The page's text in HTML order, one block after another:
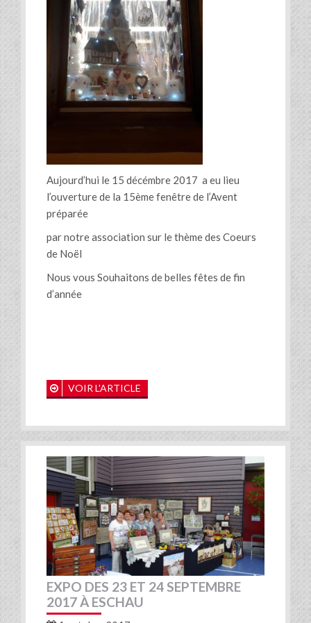
Aujourd’hui le 15 décémbre 2017 a eu lieu
l’ouverture de la 15ème fenêtre de l’Avent
préparée
par notre association sur le thème des Coeurs
de Noël
Nous vous Souhaitons de belles fêtes de fin
d’année
VOIR L'ARTICLE
EXPO DES 23 ET 24 SEPTEMBRE
2017 À ESCHAU